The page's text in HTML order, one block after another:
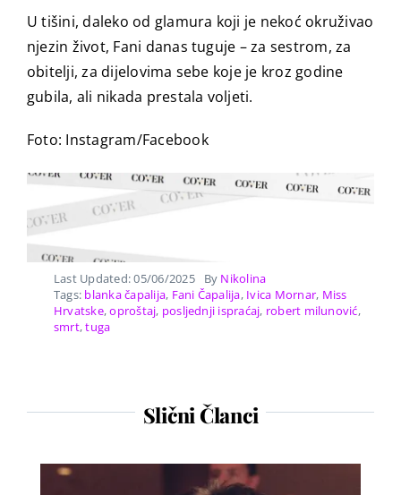
U tišini, daleko od glamura koji je nekoć okruživao
njezin život, Fani danas tuguje – za sestrom, za
obitelji, za dijelovima sebe koje je kroz godine
gubila, ali nikada prestala voljeti.
Foto: Instagram/Facebook
Last Updated: 05/06/2025 By Nikolina
Tags: blanka čapalija, Fani Čapalija, Ivica Mornar, Miss
Hrvatske,oproštaj, posljednji ispraćaj, robert milunović,
smrt,tuga
Slični Članci